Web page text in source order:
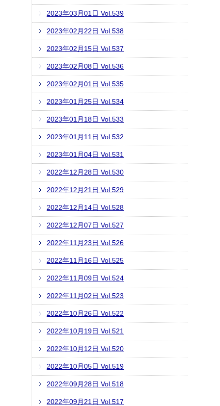
2023年03月01日 Vol.539
2023年02月22日 Vol.538
2023年02月15日 Vol.537
2023年02月08日 Vol.536
2023年02月01日 Vol.535
2023年01月25日 Vol.534
2023年01月18日 Vol.533
2023年01月11日 Vol.532
2023年01月04日 Vol.531
2022年12月28日 Vol.530
2022年12月21日 Vol.529
2022年12月14日 Vol.528
2022年12月07日 Vol.527
2022年11月23日 Vol.526
2022年11月16日 Vol.525
2022年11月09日 Vol.524
2022年11月02日 Vol.523
2022年10月26日 Vol.522
2022年10月19日 Vol.521
2022年10月12日 Vol.520
2022年10月05日 Vol.519
2022年09月28日 Vol.518
2022年09月21日 Vol.517